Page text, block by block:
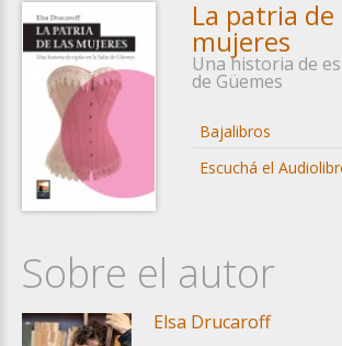
La patria de
mujeres
Una historia de
de Güemes
Bajalibros
Escuchá el
Sobre el autor
Elsa Drucaroff